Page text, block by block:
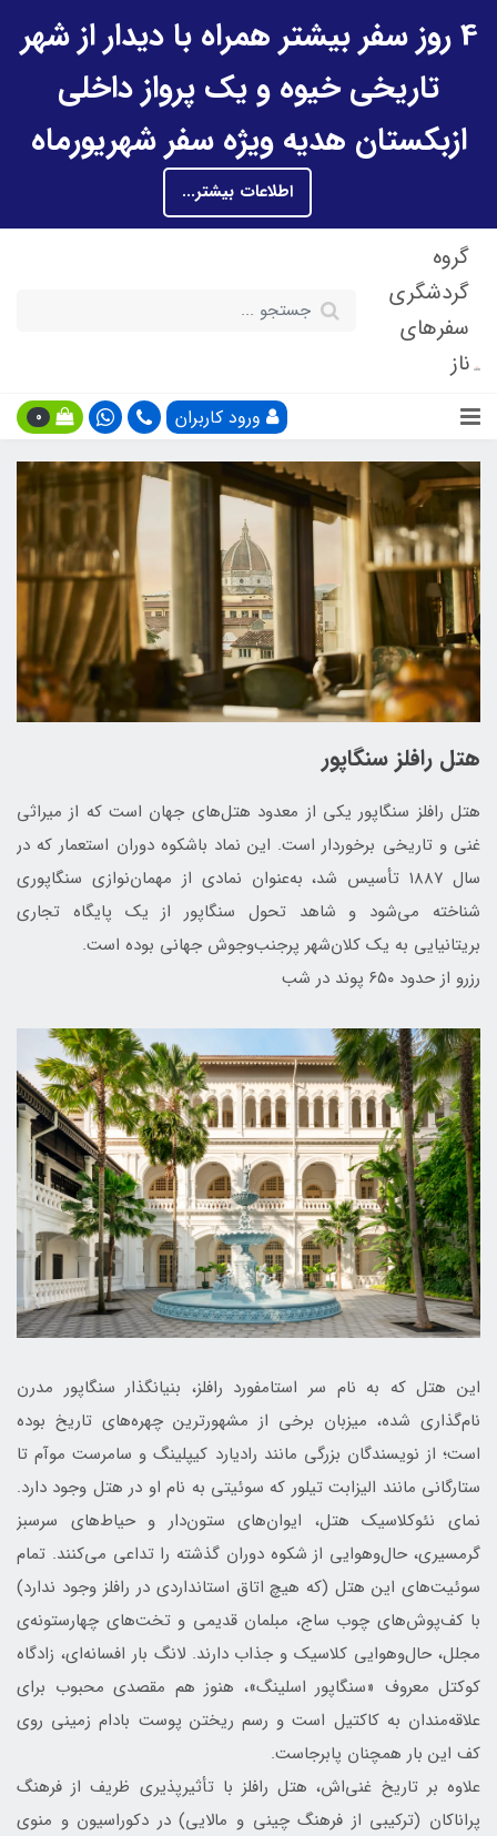
4 روز سفر بیشتر همراه با دیدار از شهر
تاریخی خیوه و یک پرواز داخلی
ازبکستان هدیه ویژه سفر شهریورماه
اطلاعات بیشتر...
گروه
گردشگری
سفرهای
ناز
ورود کاربران 0
هتل رافلز سنگاپور
هتل رافلز سنگاپور یکی از معدود هتل‌های جهان است که از میراثی
غنی و تاریخی برخوردار است. این نماد باشکوه دوران استعمار که در
سال ۱۸۸۷ تأسیس شد، به‌عنوان نمادی از مهمان‌نوازی سنگاپوری
شناخته می‌شود و شاهد تحول سنگاپور از یک پایگاه تجاری
بریتانیایی به یک کلان‌شهر پرجنب‌وجوش جهانی بوده است.
رزرو از حدود ۶۵۰ پوند در شب
این هتل که به نام سر استامفورد رافلز، بنیانگذار سنگاپور مدرن
نام‌گذاری شده، میزبان برخی از مشهورترین چهره‌های تاریخ بوده
است؛ از نویسندگان بزرگی مانند رادیارد کیپلینگ و سامرست موآم تا
ستارگانی مانند الیزابت تیلور که سوئیتی به نام او در هتل وجود دارد.
نمای نئوکلاسیک هتل، ایوان‌های ستون‌دار و حیاط‌های سرسبز
گرمسیری، حال‌وهوایی از شکوه دوران گذشته را تداعی می‌کنند. تمام
سوئیت‌های این هتل (که هیچ اتاق استانداردی در رافلز وجود ندارد)
با کف‌پوش‌های چوب ساج، مبلمان قدیمی و تخت‌های چهارستونه‌ی
مجلل، حال‌وهوایی کلاسیک و جذاب دارند. لانگ بار افسانه‌ای، زادگاه
کوکتل معروف «سنگاپور اسلینگ»، هنوز هم مقصدی محبوب برای
علاقه‌مندان به کاکتیل است و رسم ریختن پوست بادام زمینی روی
کف این بار همچنان پابرجاست.
علاوه بر تاریخ غنی‌اش، هتل رافلز با تأثیرپذیری ظریف از فرهنگ
پراناکان (ترکیبی از فرهنگ چینی و مالایی) در دکوراسیون و منوی